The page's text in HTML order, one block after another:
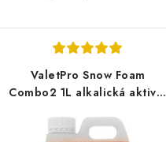
ValetPro Snow Foam
Combo2 1L alkalická aktivní